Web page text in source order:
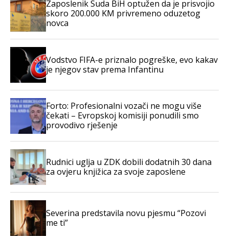
Zaposlenik Suda BiH optužen da je prisvojio
skoro 200.000 KM privremeno oduzetog
novca
Vodstvo FIFA-e priznalo pogreške, evo kakav
je njegov stav prema Infantinu
Forto: Profesionalni vozači ne mogu više
čekati – Evropskoj komisiji ponudili smo
provodivo rješenje
Rudnici uglja u ZDK dobili dodatnih 30 dana
za ovjeru knjižica za svoje zaposlene
Severina predstavila novu pjesmu “Pozovi
me ti”